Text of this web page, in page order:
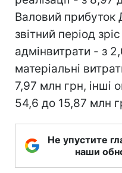
Валовий
звітний період
адмінвитрати - з
матеріальні
7,97 млн грн, інші
54,6 до 15,87 млн
Не упустите
наши